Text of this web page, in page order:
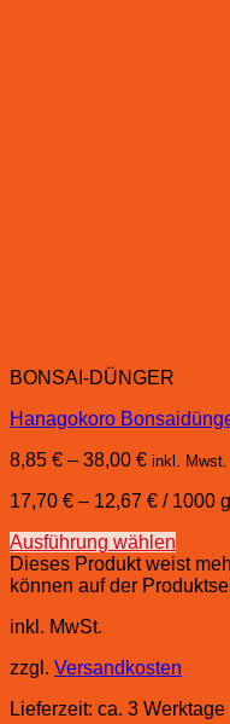
BONSAI-DÜNGER
Hanagokoro
8,85 € – 38,00 € inkl. Mwst.
17,70 € – 12,67 € / 1000 g
Ausführung wählen
Dieses Produkt weist
können auf der
inkl. MwSt.
zzgl. Versandkosten
Lieferzeit: ca. 3